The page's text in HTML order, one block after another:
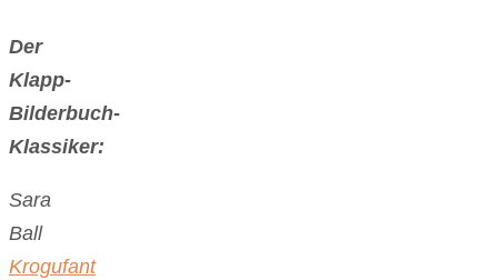
Der
Klapp-
Bilderbuch-
Klassiker:
Sara
Ball
Krogufant